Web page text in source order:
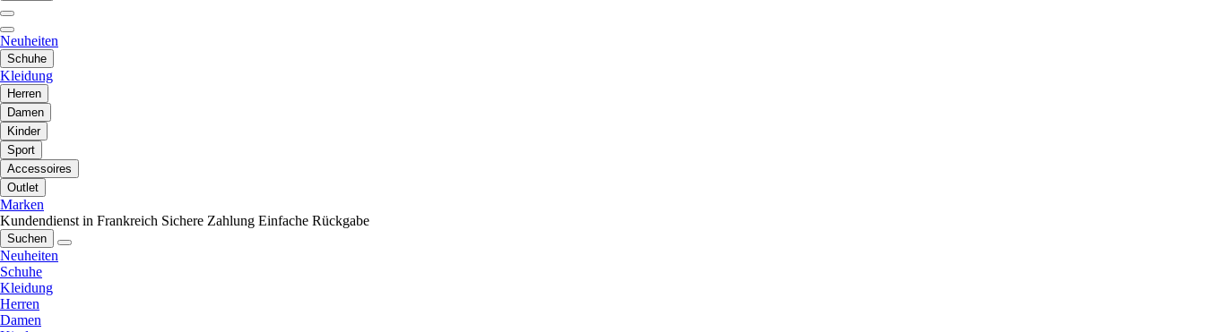
Neuheiten
Schuhe
Kleidung
Herren
Damen
Kinder
Sport
Accessoires
Outlet
Marken
Kundendienst in Frankreich Sichere Zahlung Einfache Rückgabe
Suchen
Neuheiten
Schuhe
Kleidung
Herren
Damen